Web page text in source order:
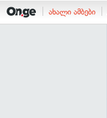
ახალი ამბები